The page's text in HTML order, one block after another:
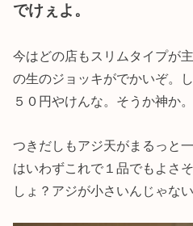
でけぇよ。
今はどの店もスリムタイプが
の生のジョッキがでかいぞ。
５０円やけんな。そうか神か。
つきだしもアジ天がまるっと
はいわずこれで１品でもよさ
しょ？アジが小さいんじゃな